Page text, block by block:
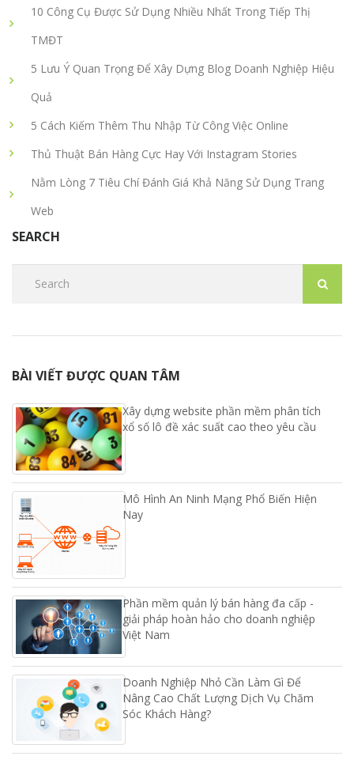
10 Công Cụ Được Sử Dụng Nhiều Nhất Trong Tiếp Thị
TMĐT
5 Lưu Ý Quan Trọng Để Xây Dựng Blog Doanh Nghiệp Hiệu
Quả
5 Cách Kiếm Thêm Thu Nhập Từ Công Việc Online
Thủ Thuật Bán Hàng Cực Hay Với Instagram Stories
Nằm Lòng 7 Tiêu Chí Đánh Giá Khả Năng Sử Dụng Trang
Web
SEARCH
BÀI VIẾT ĐƯỢC QUAN TÂM
Xây dựng website phần mềm phân tích
xổ số lô đề xác suất cao theo yêu cầu
Mô Hình An Ninh Mạng Phổ Biến Hiện
Nay
Phần mềm quản lý bán hàng đa cấp -
giải pháp hoàn hảo cho doanh nghiệp
Việt Nam
Doanh Nghiệp Nhỏ Cần Làm Gì Để
Nâng Cao Chất Lượng Dịch Vụ Chăm
Sóc Khách Hàng?